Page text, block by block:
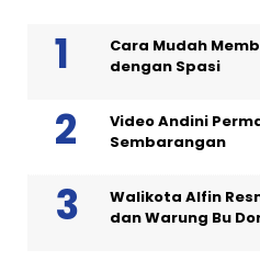
Cara Mudah
dengan Spasi
Video Andini
Sembarangan
Walikota Alfin
dan Warung Bu